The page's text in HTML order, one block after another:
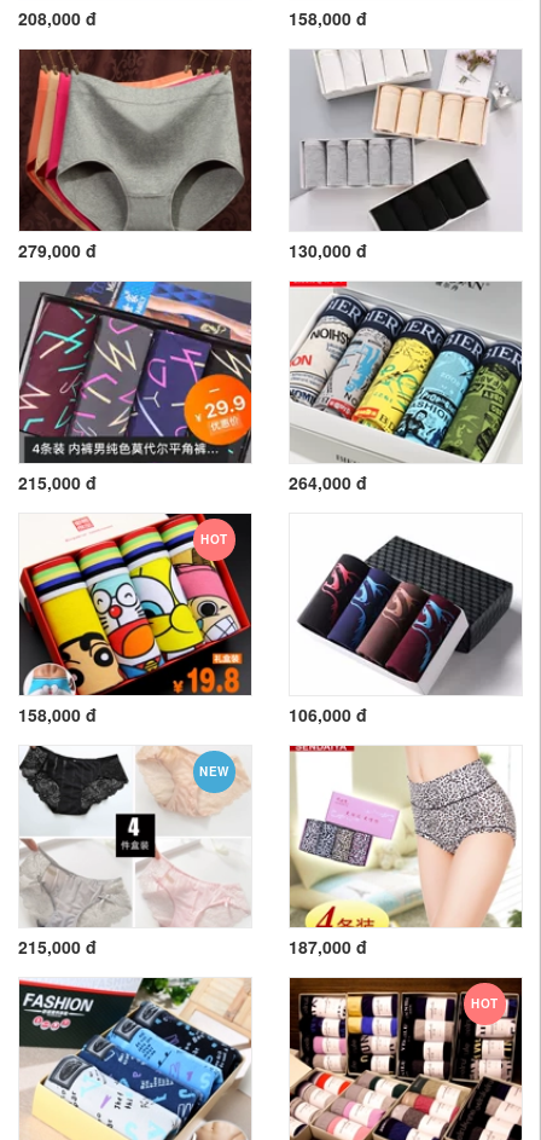
208,000 đ 158,000 đ
279,000 đ 130,000 đ
215,000 đ 264,000 đ
HOT
158,000 đ 106,000 đ
NEW
215,000 đ 187,000 đ
HOT